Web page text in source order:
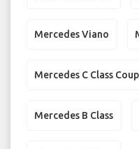
Mercedes Viano
Mercedes C Class
Mercedes B Class